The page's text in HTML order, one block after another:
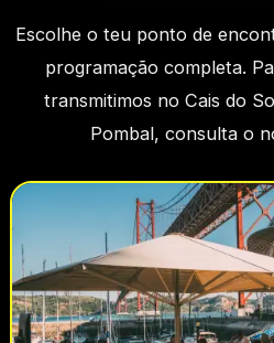
Escolhe o teu ponto de
programação completa.
transmitimos no Cais do
Pombal, consulta o